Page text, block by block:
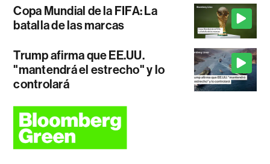
Copa Mundial de la FIFA: La
batalla de las marcas
Trump afirma que EE.UU.
"mantendrá el estrecho" y lo
controlará